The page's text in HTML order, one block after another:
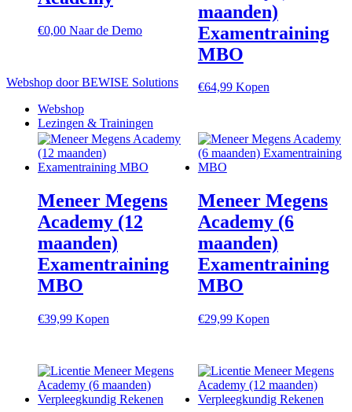
€0,00 Naar de Demo
maanden)
Examentraining
MBO
€64,99 Kopen
Meneer Megens
Academy (12
maanden)
Examentraining
MBO
€39,99 Kopen
Meneer Megens
Academy (6
maanden)
Examentraining
MBO
€29,99 Kopen
Webshop door BEWISE Solutions
Webshop
Lezingen & Trainingen